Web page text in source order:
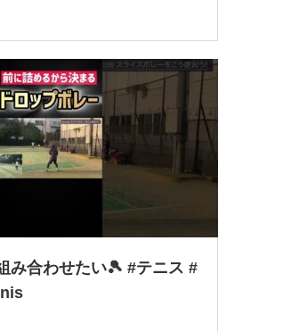
み合わせたい🎾 #テニス #